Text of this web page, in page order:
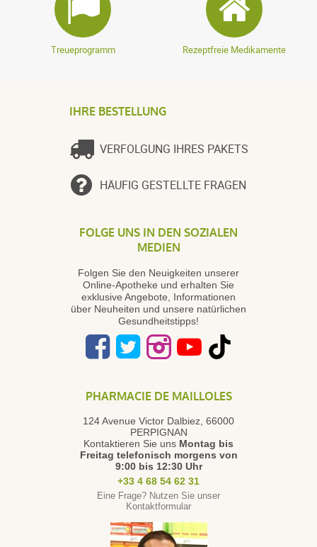
Treueprogramm Rezeptfreie Medikamente
IHRE BESTELLUNG
VERFOLGUNG IHRES PAKETS
HÄUFIG GESTELLTE FRAGEN
FOLGE UNS IN DEN SOZIALEN
MEDIEN
Folgen Sie den Neuigkeiten unserer
Online-Apotheke und erhalten Sie
exklusive Angebote, Informationen
über Neuheiten und unsere natürlichen
Gesundheitstipps!
PHARMACIE DE MAILLOLES
124 Avenue Victor Dalbiez, 66000
PERPIGNAN
Kontaktieren Sie uns Montag bis
Freitag telefonisch morgens von
9:00 bis 12:30 Uhr
+33 4 68 54 62 31
Eine Frage? Nutzen Sie unser
Kontaktformular